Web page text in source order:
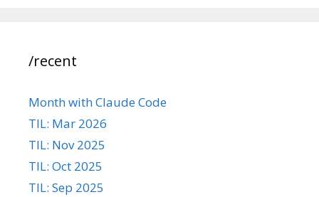
/recent
Month with Claude Code
TIL: Mar 2026
TIL: Nov 2025
TIL: Oct 2025
TIL: Sep 2025